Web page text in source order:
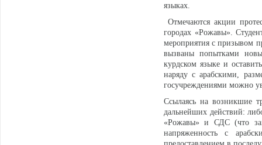
языках.
Отмечаются акции
городах «Рожавы».
мероприятия с призывом
вызваны попытками
курдском языке и
наряду с арабскими,
госучреждениями можно
Ссылаясь на возникшие
дальнейших действий:
«Рожавы» и СДС (что
напряженность с